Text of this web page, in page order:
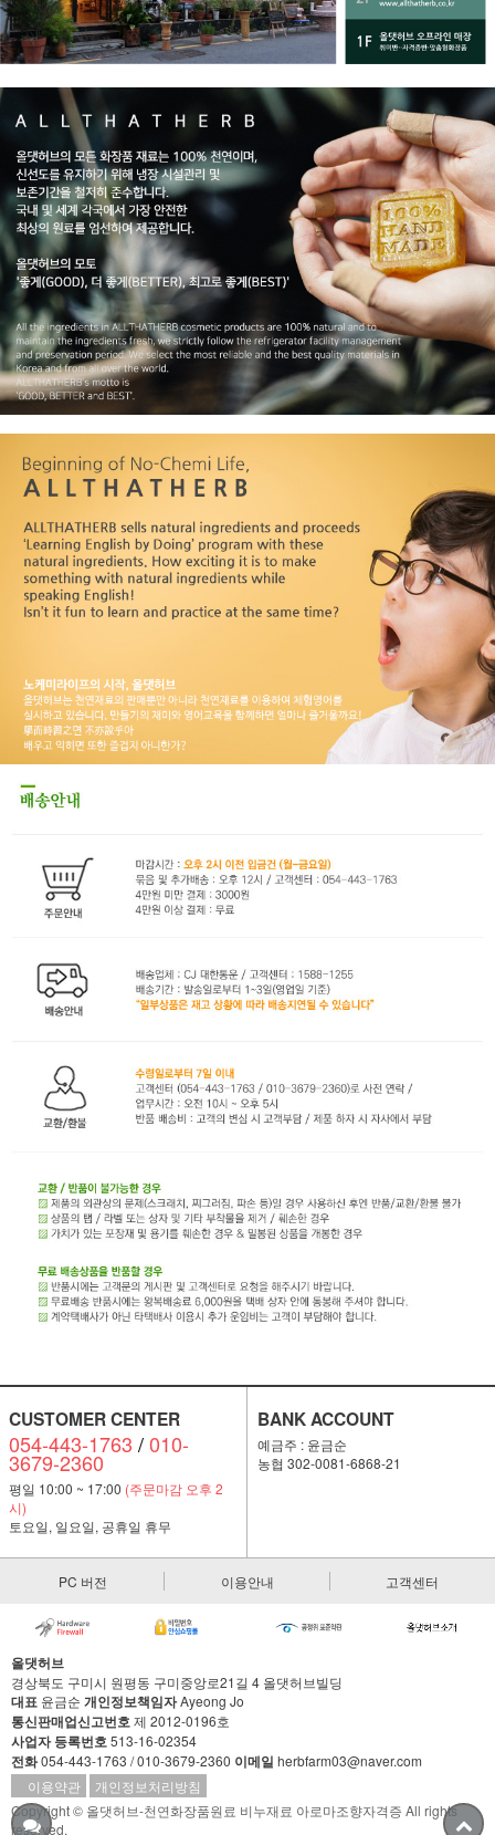
CUSTOMER CENTER
054-443-1763 /010-
3679-2360
평일 10:00 ~ 17:00 (주문마감 오후 2
시)
토요일, 일요일, 공휴일 휴무
BANK ACCOUNT
예금주 : 윤금순
농협 302-0081-6868-21
PC 버전 이용안내 고객센터
올댓허브
경상북도 구미시 원평동 구미중앙로21길 4 올댓허브빌딩
대표 윤금순 개인정보책임자Ayeong Jo
통신판매업신고번호제 2012-0196호
사업자 등록번호513-16-02354
전화054-443-1763 / 010-3679-2360 이메일 herbfarm03@naver.com
이용약관
개인정보처리방침
Copyright © 올댓허브-천연화장품원료 비누재료 아로마조향자격증 All rights
reserved.